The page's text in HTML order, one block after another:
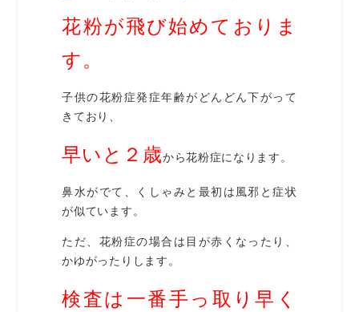
花粉が飛び始めておりま
す。
子供の花粉症発症年齢がどんどん下がって
きており、
早いと２歳から花粉症になります。
鼻水がでて、くしゃみと最初は風邪と症状
が似ています。
ただ、花粉症の場合は目が赤くなったり、
かゆがったりします。
検査は一番手っ取り早く